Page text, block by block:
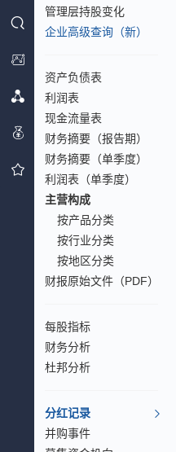
管理层持股变化
企业高级查询（新）
资产负债表
利润表
现金流量表
财务摘要（报告期）
财务摘要（单季度）
利润表（单季度）
主营构成
按产品分类
按行业分类
按地区分类
财报原始文件（PDF）
每股指标
财务分析
杜邦分析
分红记录
并购事件